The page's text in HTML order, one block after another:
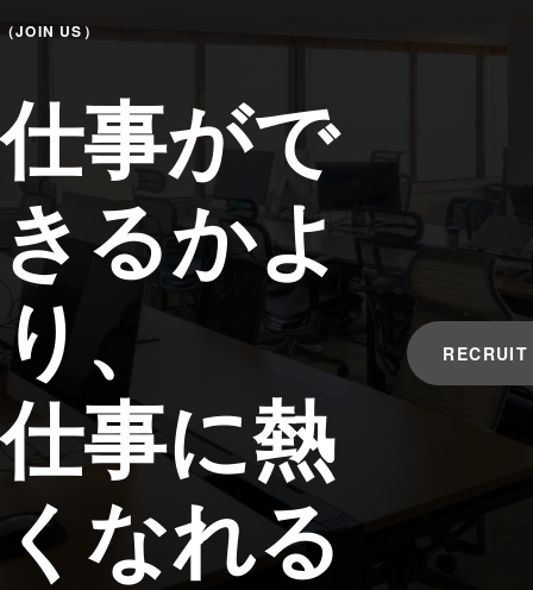
（JOIN US）
仕事がで
きるかよ
り、
仕事に熱
くなれる